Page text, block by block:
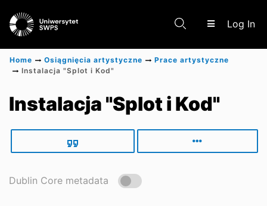
Log In
Scientific research results
Home Osiągnięcia artystyczne
Prace artystyczne
Instalacja "Splot i Kod"
Instalacja "Splot i Kod"
Dublin Core metadata